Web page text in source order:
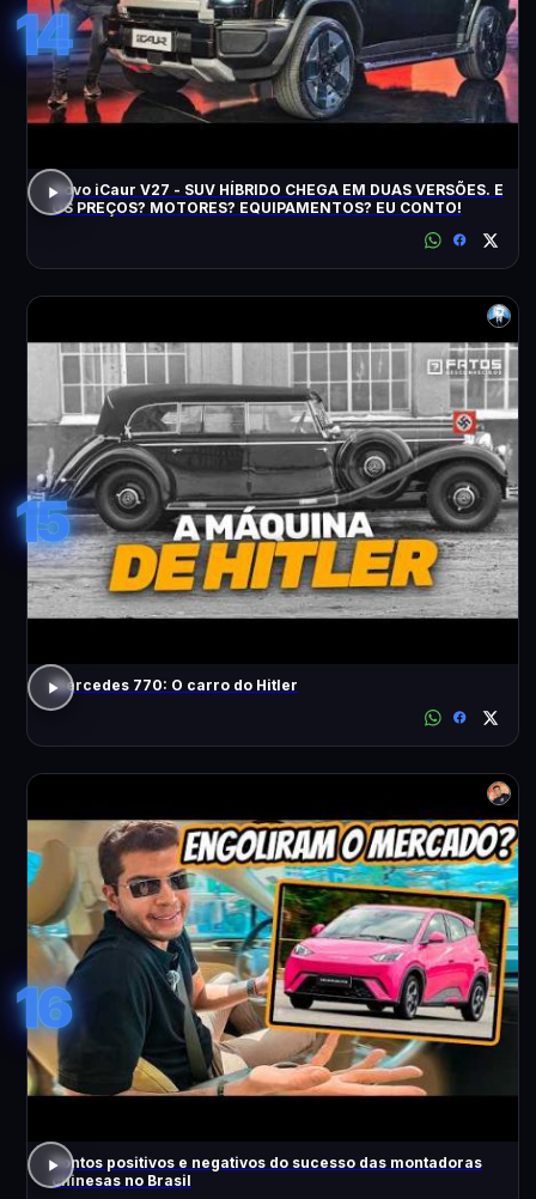
14
Novo iCaur V27 - SUV HÍBRIDO CHEGA EM DUAS VERSÕES. E
OS PREÇOS? MOTORES? EQUIPAMENTOS? EU CONTO!
15
Mercedes 770: O carro do Hitler
16
Pontos positivos e negativos do sucesso das montadoras
chinesas no Brasil